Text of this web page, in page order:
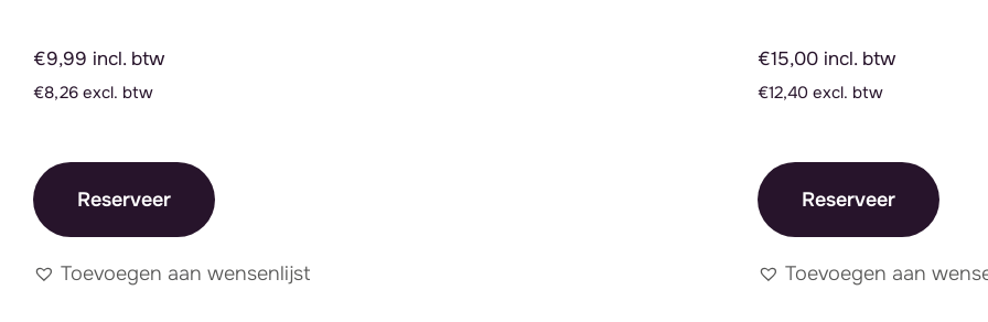
€9,99 incl. btw
€8,26 excl. btw
Reserveer
Toevoegen aan wensenlijst
€15,00 incl. btw
€12,40 excl. btw
Reserveer
Toevoegen aan